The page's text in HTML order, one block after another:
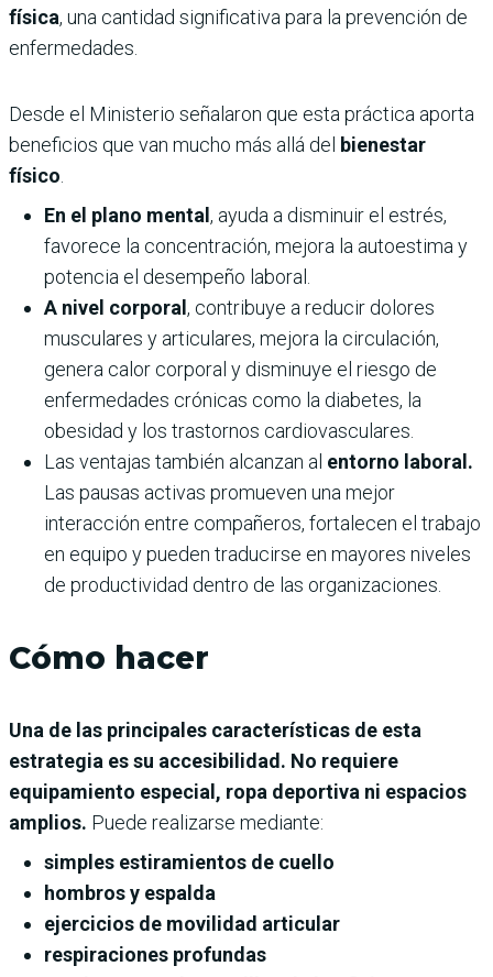
física, una cantidad significativa para la prevención de
enfermedades.
Desde el Ministerio señalaron que esta práctica aporta
beneficios que van mucho más allá del bienestar
físico.
En el plano mental , ayuda a disminuir el estrés,
favorece la concentración, mejora la autoestima y
potencia el desempeño laboral.
A nivel corporal , contribuye a reducir dolores
musculares y articulares, mejora la circulación,
genera calor corporal y disminuye el riesgo de
enfermedades crónicas como la diabetes, la
obesidad y los trastornos cardiovasculares.
Las ventajas también alcanzan al entorno laboral.
Las pausas activas promueven una mejor
interacción entre compañeros, fortalecen el trabajo
en equipo y pueden traducirse en mayores niveles
de productividad dentro de las organizaciones.
Cómo hacer
Una de las principales características de esta
estrategia es su accesibilidad. No requiere
equipamiento especial, ropa deportiva ni espacios
amplios. Puede realizarse mediante:
simples estiramientos de cuello
hombros y espalda
ejercicios de movilidad articular
respiraciones profundas